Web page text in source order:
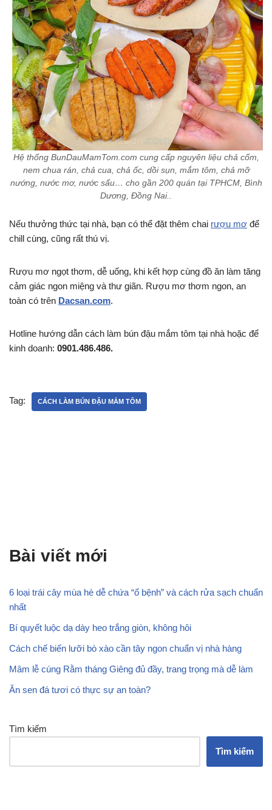
Hệ thống BunDauMamTom.com cung cấp nguyên liệu chả cốm,
nem chua rán, chả cua, chả ốc, dồi sụn, mắm tôm, chả mỡ
nướng, nước mơ, nước sấu… cho gần 200 quán tại TPHCM, Bình
Dương, Đồng Nai..
Nếu thưởng thức tại nhà, bạn có thể đặt thêm chai rượu mơ để
chill cùng, cũng rất thú vị.
Rượu mơ ngọt thơm, dễ uống, khi kết hợp cùng đồ ăn làm tăng
cảm giác ngon miệng và thư giãn. Rượu mơ thơm ngon, an
toàn có trên Dacsan.com.
Hotline hướng dẫn cách làm bún đậu mắm tôm tại nhà hoặc để
kinh doanh: 0901.486.486.
Tag: CÁCH LÀM BÚN ĐẬU MẮM TÔM
Bài viết mới
6 loại trái cây mùa hè dễ chứa “ổ bệnh” và cách rửa sạch chuẩn
nhất
Bí quyết luộc dạ dày heo trắng giòn, không hôi
Cách chế biến lưỡi bò xào cần tây ngon chuẩn vị nhà hàng
Mâm lễ cúng Rằm tháng Giêng đủ đầy, trang trọng mà dễ làm
Ăn sen đá tươi có thực sự an toàn?
Tìm kiếm
Tìm kiếm